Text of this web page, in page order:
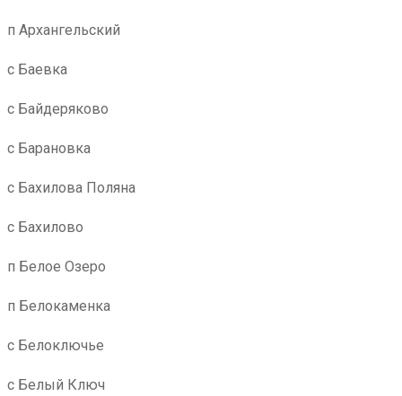
п Архангельский
с Баевка
с Байдеряково
с Барановка
с Бахилова Поляна
с Бахилово
п Белое Озеро
п Белокаменка
с Белоключье
с Белый Ключ